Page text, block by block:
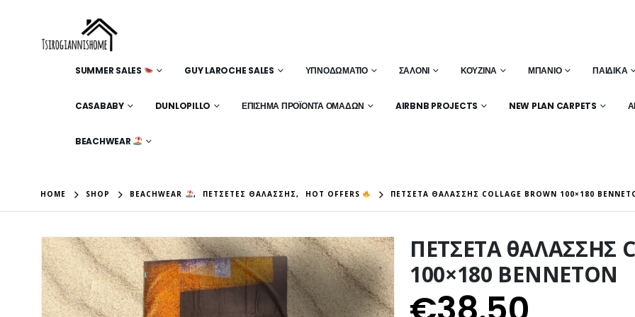
SUMMER SALES GUY LAROCHE SALES ΥΠΝΟΔΩΜΆΤΙΟ ΣΑΛΌΝΙ ΚΟΥΖΊΝΑ ΜΠΆΝΙΟ ΠΑΙΔΙΚΆ
CASABABY DUNLOPILLO ΕΠΊΣΗΜΑ ΠΡΟΪΌΝΤΑ ΟΜΆΔΩΝ AIRBNB PROJECTS NEW PLAN CARPETS
BEACHWEAR
HOME SHOP BEACHWEAR , ΠΕΤΣΈΤΕΣ ΘΑΛΆΣΣΗΣ, HOT OFFERS ΠΕΤΣΕΤΑ ΘΑΛΑΣΣΗΣ COLLAGE BROWN 100×180
ΠΕΤΣΕΤΑ θΑΛΑΣΣΗΣ
100×180 BENNETON